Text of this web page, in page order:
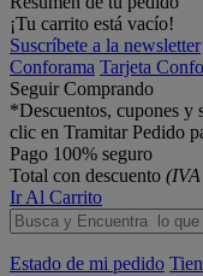
¡Tu carrito está vacío!
Suscríbete a la newsletter
Conforama Tarjeta
Seguir Comprando
*Descuentos, cupones y
clic en Tramitar Pedido
Pago 100% seguro
Total con descuento
Ir Al Carrito
Estado de mi pedido